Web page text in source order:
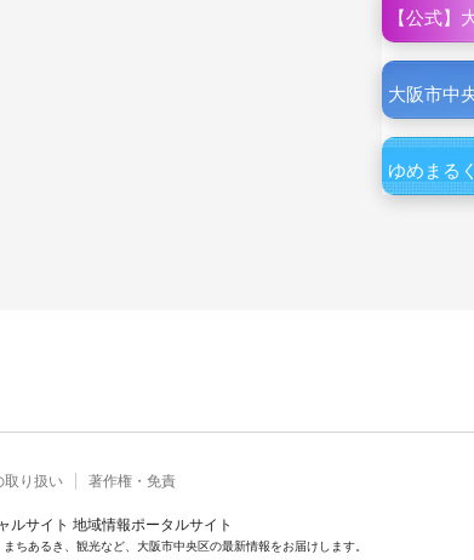
【公式】
大阪市中
ゆめまる
取り扱い 著作権・免責
ルサイト 地域情報ポータルサイト
ちあるき、観光など、大阪市中央区の最新情報をお届けします。